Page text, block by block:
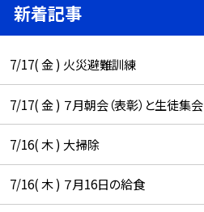
新着記事
7/17( 金 ) 火災避難訓練
7/17( 金 ) ７月朝会（表彰）と生徒集会
7/16( 木 ) 大掃除
7/16( 木 ) ７月16日の給食